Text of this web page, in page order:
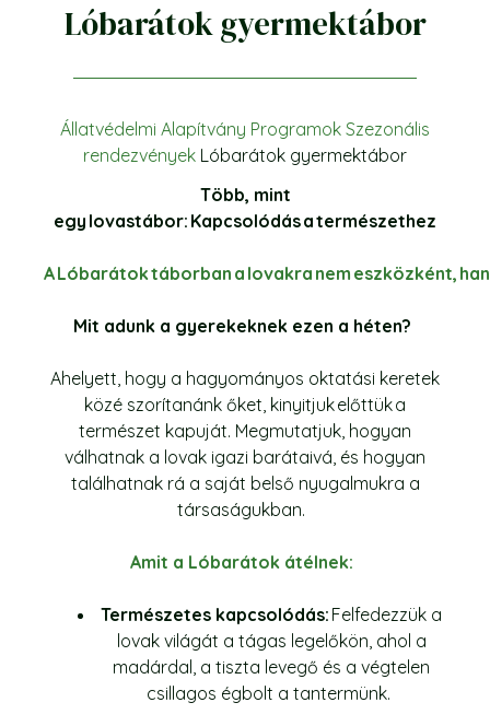
Lóbarátok gyermektábor
Állatvédelmi Alapítvány Programok Szezonális
rendezvények Lóbarátok gyermektábor
Több, mint
egy lovastábor: Kapcsolódás a természethez
ALóbarátoktáborban a lovakra nem eszközként,
Mit adunk a gyerekeknek ezen a héten?
Ahelyett, hogy a hagyományos oktatási keretek
közé szorítanánk őket, kinyitjuk előttük a
természet kapuját. Megmutatjuk, hogyan
válhatnak a lovak igazi barátaivá, és hogyan
találhatnak rá a saját belső nyugalmukra a
társaságukban.
Amit a Lóbarátok átélnek:
Természetes kapcsolódás: Felfedezzük a
lovak világát a tágas legelőkön, ahol a
madárdal, a tiszta levegő és a végtelen
csillagos égbolt a tantermünk.